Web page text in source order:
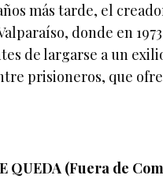
más tarde, el
donde en
de largarse a un
prisioneros, que
QUEDA (Fuera de